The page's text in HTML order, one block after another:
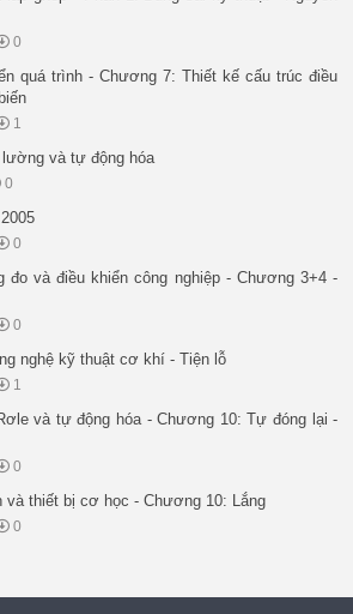
0
quá trình - Chương 7: Thiết kế cấu trúc điều
1
và tự động hóa
0
0
đo và điều khiển công nghiệp - Chương 3+4 -
0
nghệ kỹ thuật cơ khí - Tiện lỗ
1
và tự động hóa - Chương 10: Tự đóng lại -
0
và thiết bị cơ học - Chương 10: Lắng
0